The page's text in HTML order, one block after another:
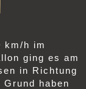
km/h im
ging es am
in Richtung
haben